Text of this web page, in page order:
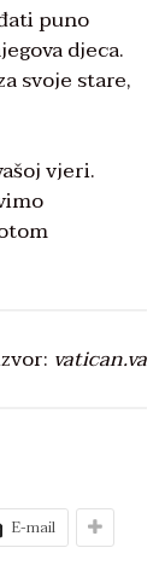
puno
djeca.
svoje stare,
vjeri.
vatican.va
E-mail